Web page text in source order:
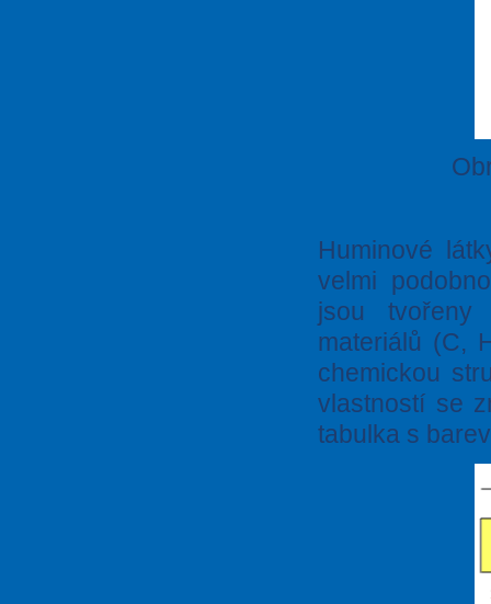
Huminové
velmi
jsou tvořeny
materiálů (C,
chemickou
vlastností se
tabulka s